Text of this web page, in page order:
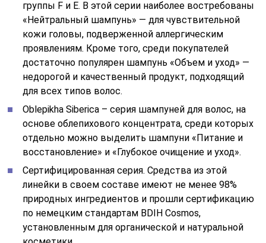
группы F и Е. В этой серии наиболее востребованы
«Нейтральный шампунь» — для чувствительной
кожи головы, подверженной аллергическим
проявлениям. Кроме того, среди покупателей
достаточно популярен шампунь «Объем и уход» —
недорогой и качественный продукт, подходящий
для всех типов волос.
Oblepikha Siberica – серия шампуней для волос, на
основе облепихового концентрата, среди которых
отдельно можно выделить шампуни «Питание и
восстановление» и «Глубокое очищение и уход».
Сертифицированная серия. Средства из этой
линейки в своем составе имеют не менее 98%
природных ингредиентов и прошли сертификацию
по немецким стандартам BDIH Cosmos,
установленным для органической и натуральной